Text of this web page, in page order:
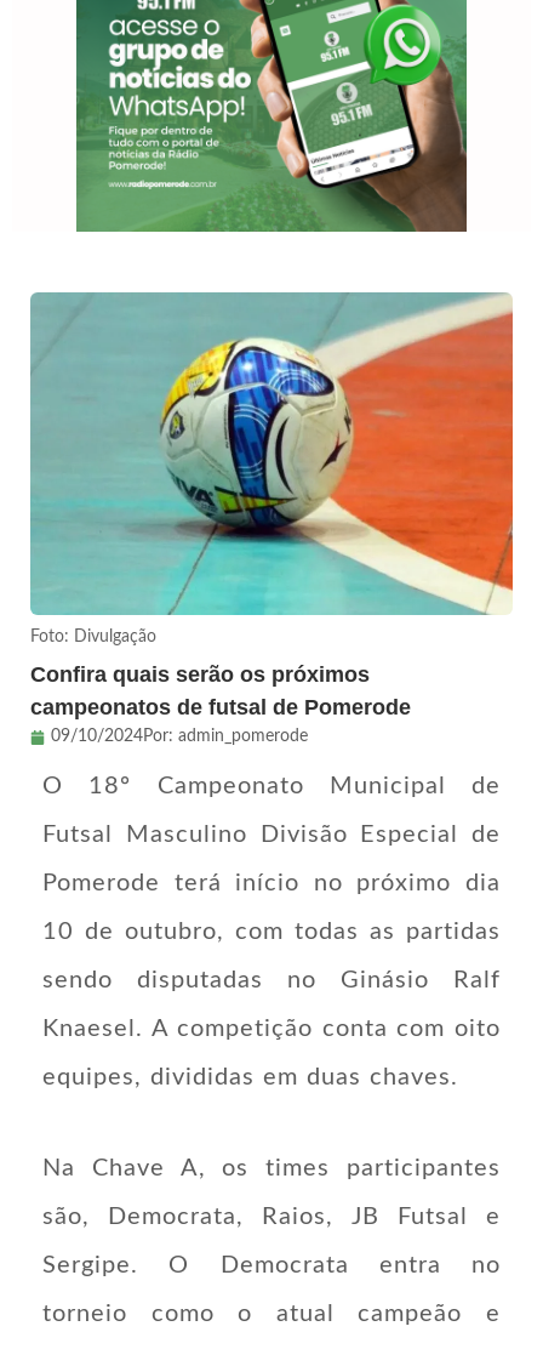
Foto: Divulgação
Confira quais serão os próximos
campeonatos de futsal de Pomerode
09/10/2024Por: admin_pomerode
O 18º Campeonato Municipal de
Futsal Masculino Divisão Especial de
Pomerode terá início no próximo dia
10 de outubro, com todas as partidas
sendo disputadas no Ginásio Ralf
Knaesel. A competição conta com oito
equipes, divididas em duas chaves.
Na Chave A, os times participantes
são, Democrata, Raios, JB Futsal e
Sergipe. O Democrata entra no
torneio como o atual campeão e